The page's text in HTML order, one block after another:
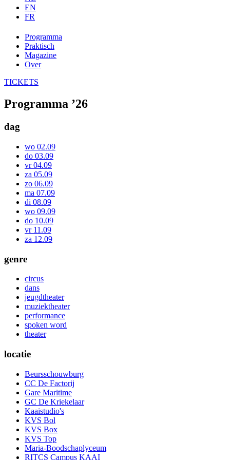
EN
FR
Programma
Praktisch
Magazine
Over
TICKETS
Programma ’26
dag
wo 02.09
do 03.09
vr 04.09
za 05.09
zo 06.09
ma 07.09
di 08.09
wo 09.09
do 10.09
vr 11.09
za 12.09
genre
circus
dans
jeugdtheater
muziektheater
performance
spoken word
theater
locatie
Beursschouwburg
CC De Factorij
Gare Maritime
GC De Kriekelaar
Kaaistudio's
KVS Bol
KVS Box
KVS Top
Maria-Boodschaplyceum
RITCS Campus KAAI